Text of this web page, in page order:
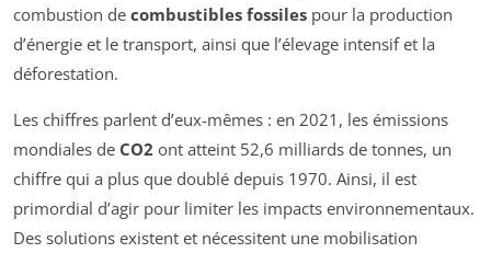
combustion de combustibles fossiles pour la production
d’énergie et le transport, ainsi que l’élevage intensif et la
déforestation.
Les chiffres parlent d’eux-mêmes : en 2021, les émissions
mondiales de CO2 ont atteint 52,6 milliards de tonnes, un
chiffre qui a plus que doublé depuis 1970. Ainsi, il est
primordial d’agir pour limiter les impacts environnementaux.
Des solutions existent et nécessitent une mobilisation